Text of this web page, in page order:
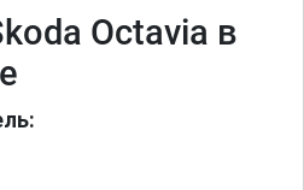
Octavia в